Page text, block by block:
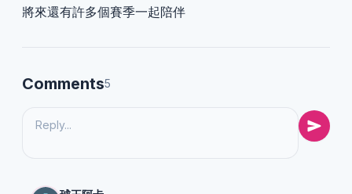
將來還有許多個賽季一起陪伴
Comments5